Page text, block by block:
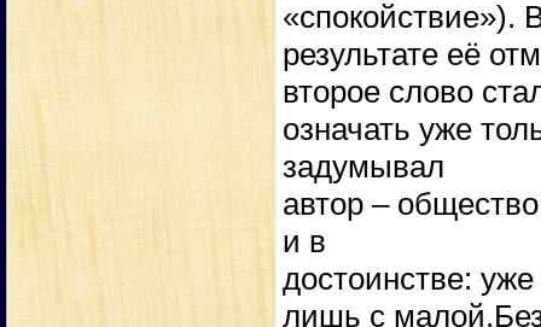
«спокойствие»).
результате её
второе слово
означать уже
задумывал
автор –
и в
достоинстве:
лишь с